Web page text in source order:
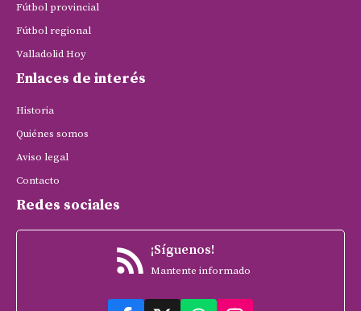
Fútbol provincial
Fútbol regional
Valladolid Hoy
Enlaces de interés
Historia
Quiénes somos
Aviso legal
Contacto
Redes sociales
¡Síguenos!
Mantente informado